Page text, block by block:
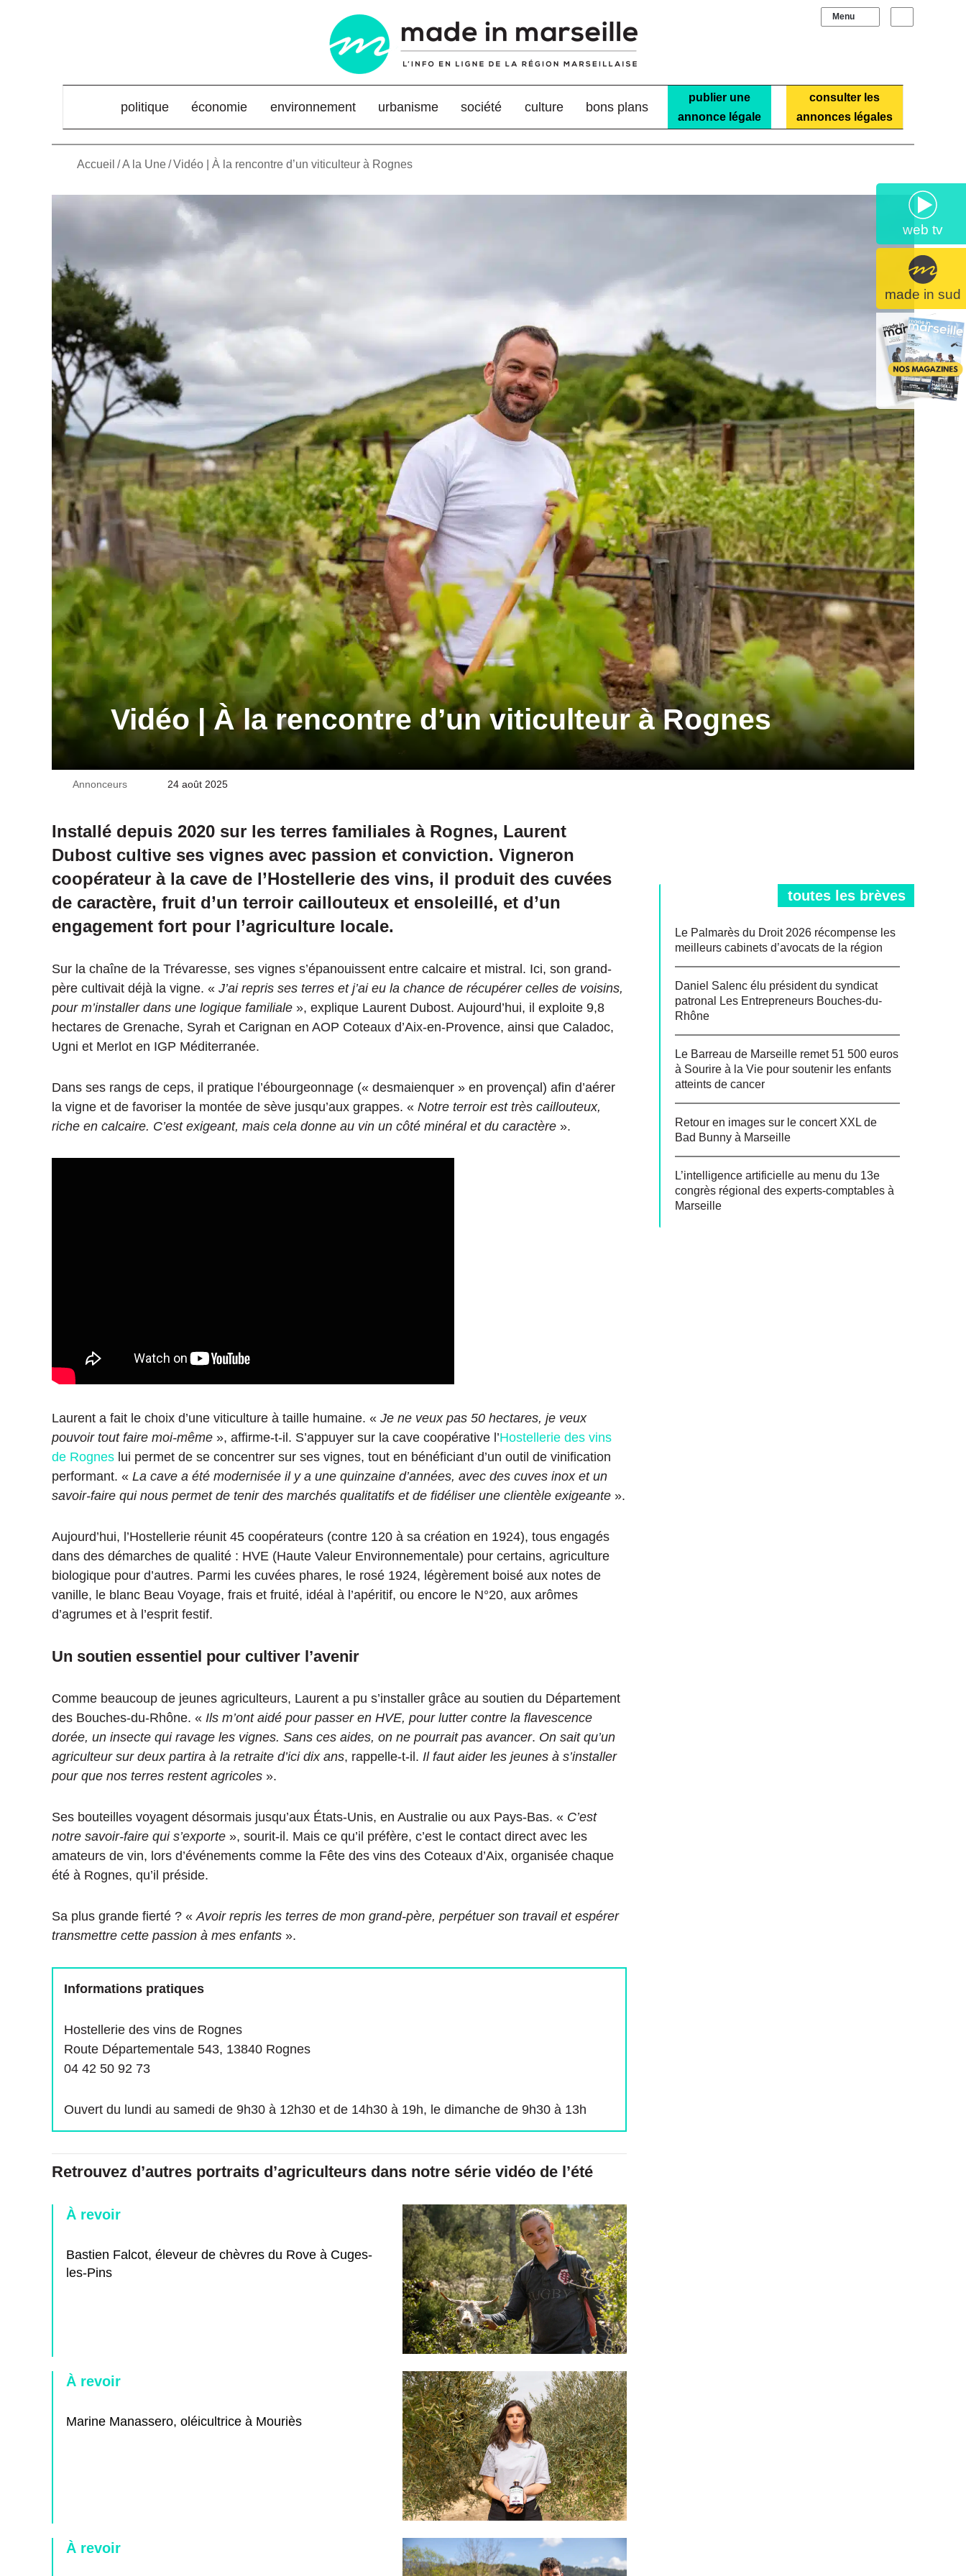
web tv
made in sud
élément de menu
politique économie environnement urbanisme société culture bons plans
publier une
annonce légale
consulter les
annonces légales
Accueil /A la Une/Vidéo | À la rencontre d’un viticulteur à Rognes
Vidéo | À la rencontre d’un viticulteur à Rognes
Annonceurs
Envoyer24 août 2025
Installé depuis 2020 sur les terres familiales à Rognes, Laurent
Dubost cultive ses vignes avec passion et conviction. Vigneron
coopérateur à la cave de l’Hostellerie des vins, il produit des cuvées
de caractère, fruit d’un terroir caillouteux et ensoleillé, et d’un
engagement fort pour l’agriculture locale.
Sur la chaîne de la Trévaresse, ses vignes s’épanouissent entre calcaire et mistral. Ici, son grand-
père cultivait déjà la vigne. « J’ai repris ses terres et j’ai eu la chance de récupérer celles de voisins,
pour m’installer dans une logique familiale », explique Laurent Dubost. Aujourd’hui, il exploite 9,8
hectares de Grenache, Syrah et Carignan en AOP Coteaux d’Aix-en-Provence, ainsi que Caladoc,
Ugni et Merlot en IGP Méditerranée.
Dans ses rangs de ceps, il pratique l’ébourgeonnage (« desmaienquer » en provençal) afin d’aérer
la vigne et de favoriser la montée de sève jusqu’aux grappes. « Notre terroir est très caillouteux,
riche en calcaire. C’est exigeant, mais cela donne au vin un côté minéral et du caractère ».
Laurent a fait le choix d’une viticulture à taille humaine. « Je ne veux pas 50 hectares, je veux
pouvoir tout faire moi-même », affirme-t-il. S’appuyer sur la cave coopérative l’Hostellerie des vins
de Rognes lui permet de se concentrer sur ses vignes, tout en bénéficiant d’un outil de vinification
performant. « La cave a été modernisée il y a une quinzaine d’années, avec des cuves inox et un
savoir-faire qui nous permet de tenir des marchés qualitatifs et de fidéliser une clientèle exigeante ».
Aujourd’hui, l’Hostellerie réunit 45 coopérateurs (contre 120 à sa création en 1924), tous engagés
dans des démarches de qualité : HVE (Haute Valeur Environnementale) pour certains, agriculture
biologique pour d’autres. Parmi les cuvées phares, le rosé 1924, légèrement boisé aux notes de
vanille, le blanc Beau Voyage, frais et fruité, idéal à l’apéritif, ou encore le N°20, aux arômes
d’agrumes et à l’esprit festif.
Un soutien essentiel pour cultiver l’avenir
Comme beaucoup de jeunes agriculteurs, Laurent a pu s’installer grâce au soutien du Département
des Bouches-du-Rhône. « Ils m’ont aidé pour passer en HVE, pour lutter contre la flavescence
dorée, un insecte qui ravage les vignes. Sans ces aides, on ne pourrait pas avancer. On sait qu’un
agriculteur sur deux partira à la retraite d’ici dix ans, rappelle-t-il. Il faut aider les jeunes à s’installer
pour que nos terres restent agricoles ».
Ses bouteilles voyagent désormais jusqu’aux États-Unis, en Australie ou aux Pays-Bas. « C’est
notre savoir-faire qui s’exporte », sourit-il. Mais ce qu’il préfère, c’est le contact direct avec les
amateurs de vin, lors d’événements comme la Fête des vins des Coteaux d’Aix, organisée chaque
été à Rognes, qu’il préside.
Sa plus grande fierté ? « Avoir repris les terres de mon grand-père, perpétuer son travail et espérer
transmettre cette passion à mes enfants ».
Informations pratiques
Hostellerie des vins de Rognes
Route Départementale 543, 13840 Rognes
04 42 50 92 73
Ouvert du lundi au samedi de 9h30 à 12h30 et de 14h30 à 19h, le dimanche de 9h30 à 13h
Retrouvez d’autres portraits d’agriculteurs dans notre série vidéo de l’été
À revoir
Bastien Falcot, éleveur de chèvres du Rove à Cuges-
les-Pins
À revoir
Marine Manassero, oléicultrice à Mouriès
À revoir
toutes les brèves
Le Palmarès du Droit 2026 récompense les
meilleurs cabinets d’avocats de la région
Daniel Salenc élu président du syndicat
patronal Les Entrepreneurs Bouches-du-
Rhône
Le Barreau de Marseille remet 51 500 euros
à Sourire à la Vie pour soutenir les enfants
atteints de cancer
Retour en images sur le concert XXL de
Bad Bunny à Marseille
L’intelligence artificielle au menu du 13e
congrès régional des experts-comptables à
Marseille